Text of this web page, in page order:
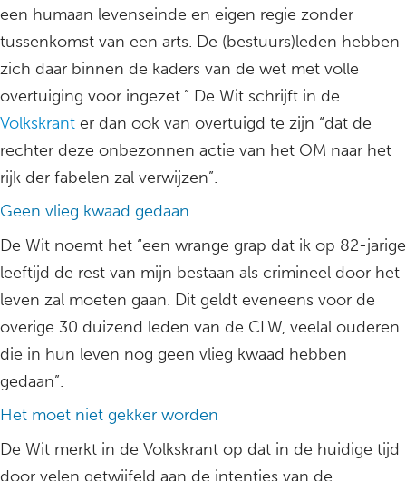
een humaan levenseinde en eigen regie zonder
tussenkomst van een arts. De (bestuurs)leden hebben
zich daar binnen de kaders van de wet met volle
overtuiging voor ingezet.” De Wit schrijft in de
Volkskrant er dan ook van overtuigd te zijn “dat de
rechter deze onbezonnen actie van het OM naar het
rijk der fabelen zal verwijzen”.
Geen vlieg kwaad gedaan
De Wit noemt het “een wrange grap dat ik op 82-jarige
leeftijd de rest van mijn bestaan als crimineel door het
leven zal moeten gaan. Dit geldt eveneens voor de
overige 30 duizend leden van de CLW, veelal ouderen
die in hun leven nog geen vlieg kwaad hebben
gedaan”.
Het moet niet gekker worden
De Wit merkt in de Volkskrant op dat in de huidige tijd
door velen getwijfeld aan de intenties van de